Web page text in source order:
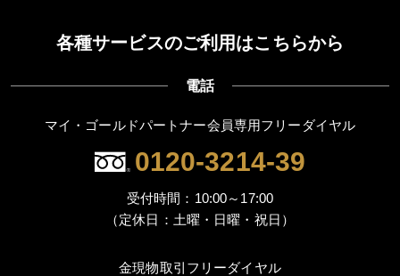
各種サービスのご利用はこちらから
電話
マイ・ゴールドパートナー会員専用フリーダイヤル
0120-3214-39
受付時間：10:00～17:00
（定休日：土曜・日曜・祝日）
金現物取引フリーダイヤル